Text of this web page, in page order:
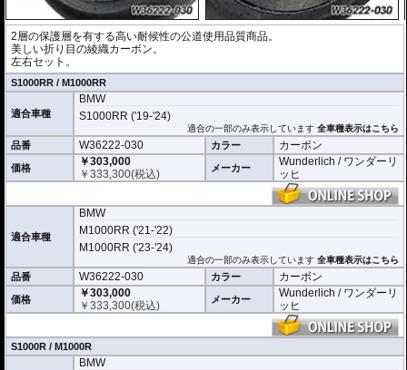
2層の保護層を有する高い耐候性の公道使用品質商品。
美しい折り目の綾織カーボン。
左右セット。
S1000RR / M1000RR
適合車種
BMW
S1000RR ('19-'24)
適合の一部のみ表示しています全車種表示はこちら
品番 W36222-030 カラー カーボン
価格
￥303,000
￥333,300(税込) メーカー
Wunderlich / ワンダーリ
ッヒ
適合車種
BMW
M1000RR ('21-'22)
M1000RR ('23-'24)
適合の一部のみ表示しています全車種表示はこちら
品番 W36222-030 カラー カーボン
価格
￥303,000
￥333,300(税込) メーカー
Wunderlich / ワンダーリ
ッヒ
S1000R / M1000R
BMW